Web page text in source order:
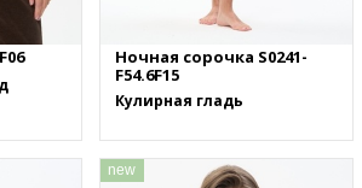
Ночная сорочка S0241-
F54.6F15
Кулирная гладь
new